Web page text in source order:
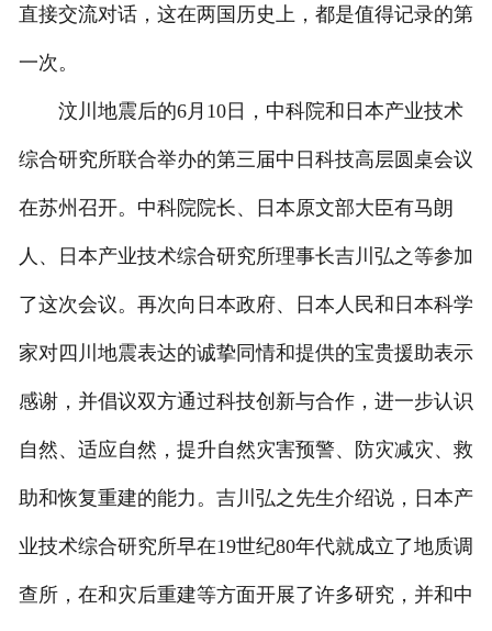
直接交流对话，这在两国历史上，都是值得记录的第
一次。
汶川地震后的6月10日，中科院和日本产业技术
综合研究所联合举办的第三届中日科技高层圆桌会议
在苏州召开。中科院院长、日本原文部大臣有马朗
人、日本产业技术综合研究所理事长吉川弘之等参加
了这次会议。再次向日本政府、日本人民和日本科学
家对四川地震表达的诚挚同情和提供的宝贵援助表示
感谢，并倡议双方通过科技创新与合作，进一步认识
自然、适应自然，提升自然灾害预警、防灾减灾、救
助和恢复重建的能力。吉川弘之先生介绍说，日本产
业技术综合研究所早在19世纪80年代就成立了地质调
查所，在和灾后重建等方面开展了许多研究，并和中